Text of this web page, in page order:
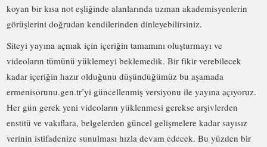
koyan bir kısa not eşliğinde alanlarında uzman akademisyenlerin
görüşlerini doğrudan kendilerinden dinleyebilirsiniz.
Siteyi yayına açmak için içeriğin tamamını oluşturmayı ve
videoların tümünü yüklemeyi beklemedik. Bir fikir verebilecek
kadar içeriğin hazır olduğunu düşündüğümüz bu aşamada
ermenisorunu.gen.tr’yi güncellenmiş versiyonu ile yayına açıyoruz.
Her gün gerek yeni videoların yüklenmesi gerekse arşivlerden
enstitü ve vakıflara, belgelerden güncel gelişmelere kadar sayısız
verinin istifadenize sunulması hızla devam edecek. Bu yüzden bir